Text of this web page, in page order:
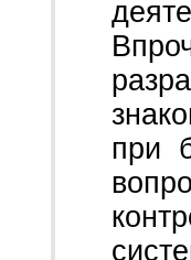
при